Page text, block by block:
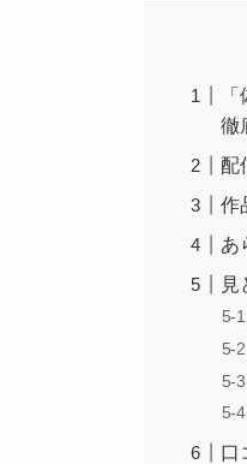
徹
配
作
あ
見
口